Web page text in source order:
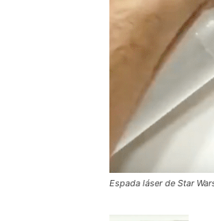
Espada láser de Star